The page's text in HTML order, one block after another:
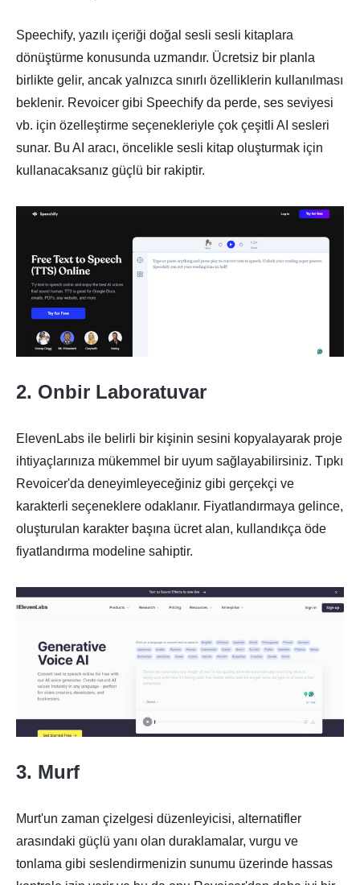
Speechify, yazılı içeriği doğal sesli sesli kitaplara
dönüştürme konusunda uzmandır. Ücretsiz bir planla
birlikte gelir, ancak yalnızca sınırlı özelliklerin kullanılması
beklenir. Revoicer gibi Speechify da perde, ses seviyesi
vb. için özelleştirme seçenekleriyle çok çeşitli AI sesleri
sunar. Bu AI aracı, öncelikle sesli kitap oluşturmak için
kullanacaksanız güçlü bir rakiptir.
2. Onbir Laboratuvar
ElevenLabs ile belirli bir kişinin sesini kopyalayarak proje
ihtiyaçlarınıza mükemmel bir uyum sağlayabilirsiniz. Tıpkı
Revoicer'da deneyimleyeceğiniz gibi gerçekçi ve
karakterli seçeneklere odaklanır. Fiyatlandırmaya gelince,
oluşturulan karakter başına ücret alan, kullandıkça öde
fiyatlandırma modeline sahiptir.
3. Murf
Murt'un zaman çizelgesi düzenleyicisi, alternatifler
arasındaki güçlü yanı olan duraklamalar, vurgu ve
tonlama gibi seslendirmenizin sunumu üzerinde hassas